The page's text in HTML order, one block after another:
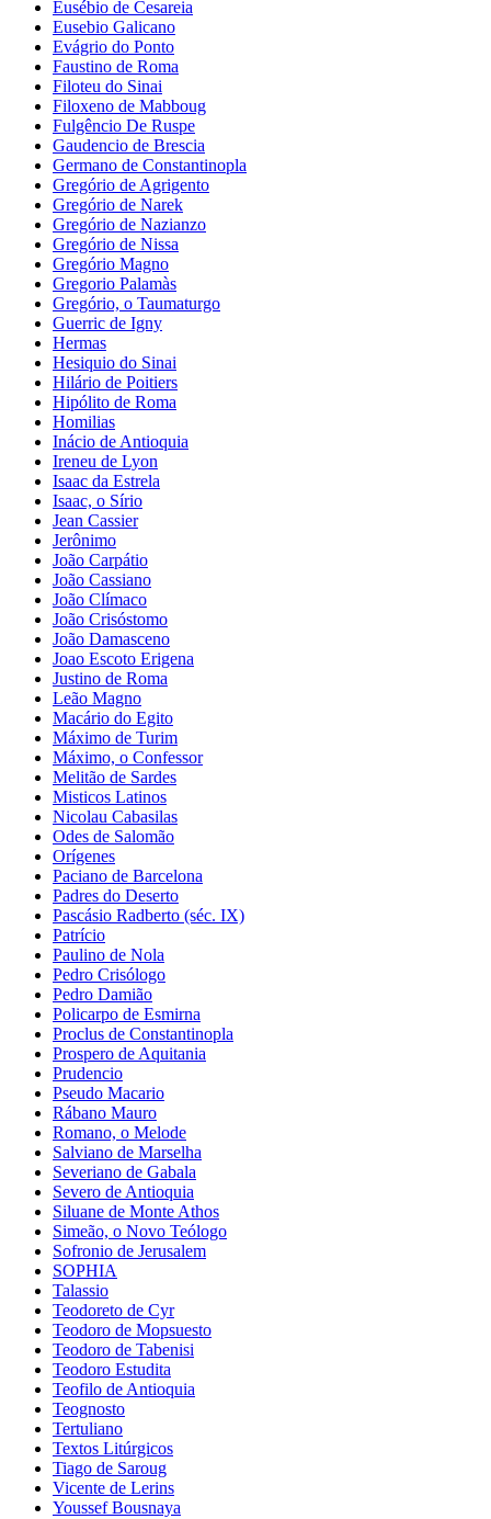
Eusébio de Cesareia
Eusebio Galicano
Evágrio do Ponto
Faustino de Roma
Filoteu do Sinai
Filoxeno de Mabboug
Fulgêncio De Ruspe
Gaudencio de Brescia
Germano de Constantinopla
Gregório de Agrigento
Gregório de Narek
Gregório de Nazianzo
Gregório de Nissa
Gregório Magno
Gregorio Palamàs
Gregório, o Taumaturgo
Guerric de Igny
Hermas
Hesiquio do Sinai
Hilário de Poitiers
Hipólito de Roma
Homilias
Inácio de Antioquia
Ireneu de Lyon
Isaac da Estrela
Isaac, o Sírio
Jean Cassier
Jerônimo
João Carpátio
João Cassiano
João Clímaco
João Crisóstomo
João Damasceno
Joao Escoto Erigena
Justino de Roma
Leão Magno
Macário do Egito
Máximo de Turim
Máximo, o Confessor
Melitão de Sardes
Misticos Latinos
Nicolau Cabasilas
Odes de Salomão
Orígenes
Paciano de Barcelona
Padres do Deserto
Pascásio Radberto (séc. IX)
Patrício
Paulino de Nola
Pedro Crisólogo
Pedro Damião
Policarpo de Esmirna
Proclus de Constantinopla
Prospero de Aquitania
Prudencio
Pseudo Macario
Rábano Mauro
Romano, o Melode
Salviano de Marselha
Severiano de Gabala
Severo de Antioquia
Siluane de Monte Athos
Simeão, o Novo Teólogo
Sofronio de Jerusalem
SOPHIA
Talassio
Teodoreto de Cyr
Teodoro de Mopsuesto
Teodoro de Tabenisi
Teodoro Estudita
Teofilo de Antioquia
Teognosto
Tertuliano
Textos Litúrgicos
Tiago de Saroug
Vicente de Lerins
Youssef Bousnaya